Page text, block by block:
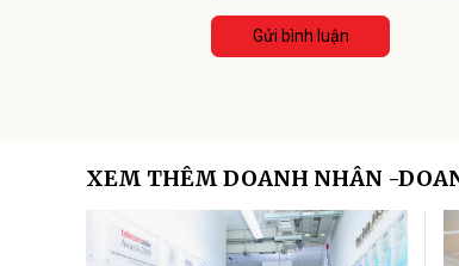
Gửi bình luận
XEM THÊM DOANH NHÂN -